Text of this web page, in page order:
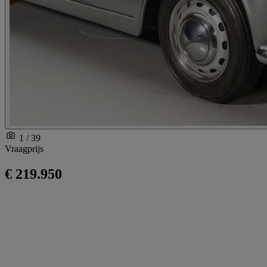
1 / 39
Vraagprijs
€ 219.950